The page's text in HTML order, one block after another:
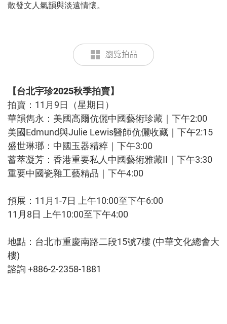
散發文人氣韻與淡遠情懷。
【台北宇珍2025秋季拍賣】
拍賣：11月9日（星期日）
華韻雋永：美國高爾伉儷中國藝術珍藏｜下午2:00
美國Edmund與Julie Lewis醫師伉儷收藏｜下午2:15
盛世琳瑯：中國玉器精粹｜下午3:00
蓄萃凝芳：香港重要私人中國藝術雅藏II｜下午3:30
重要中國瓷雜工藝精品｜下午4:00
預展：11月1-7日 上午10:00至下午6:00
11月8日 上午10:00至下午4:00
地點：台北市重慶南路二段15號7樓 (中華文化總會大
樓)
諮詢 +886-2-2358-1881